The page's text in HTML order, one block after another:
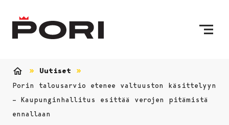
Uutiset
Porin talousarvio etenee valtuuston käsittelyyn
– Kaupunginhallitus esittää verojen pitämistä
ennallaan